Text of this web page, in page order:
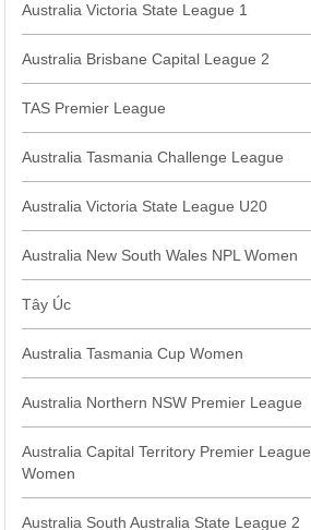
Australia Victoria State League 1
Australia Brisbane Capital League 2
TAS Premier League
Australia Tasmania Challenge League
Australia Victoria State League U20
Australia New South Wales NPL Women
Tây Úc
Australia Tasmania Cup Women
Australia Northern NSW Premier League
Australia Capital Territory Premier League
Women
Australia South Australia State League 2